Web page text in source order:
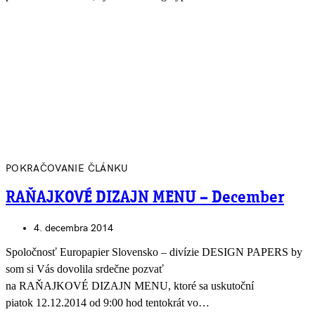
POKRAČOVANIE ČLÁNKU
RAŇAJKOVÉ DIZAJN MENU – December
4. decembra 2014
Spoločnosť Europapier Slovensko – divízie DESIGN PAPERS by
som si Vás dovolila srdečne pozvať
na RAŇAJKOVÉ DIZAJN MENU, ktoré sa uskutoční
piatok 12.12.2014 od 9:00 hod tentokrát vo…